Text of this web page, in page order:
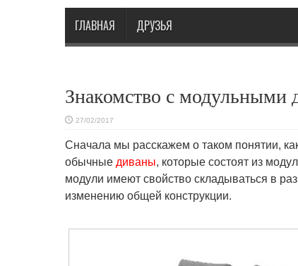
ГЛАВНАЯ ДРУЗЬЯ
Знакомство с модульными
27/02/2017
Сначала мы расскажем о таком понятии,
обычные диваны, которые состоят из
модули имеют свойство складываться в
изменению общей конструкции.